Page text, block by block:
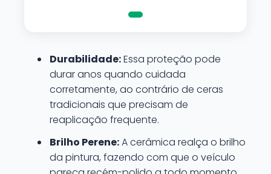
Durabilidade:Essa proteção pode
durar anos quando cuidada
corretamente, ao contrário de ceras
tradicionais que precisam de
reaplicação frequente.
Brilho Perene:A cerâmica realça o brilho
da pintura, fazendo com que o veículo